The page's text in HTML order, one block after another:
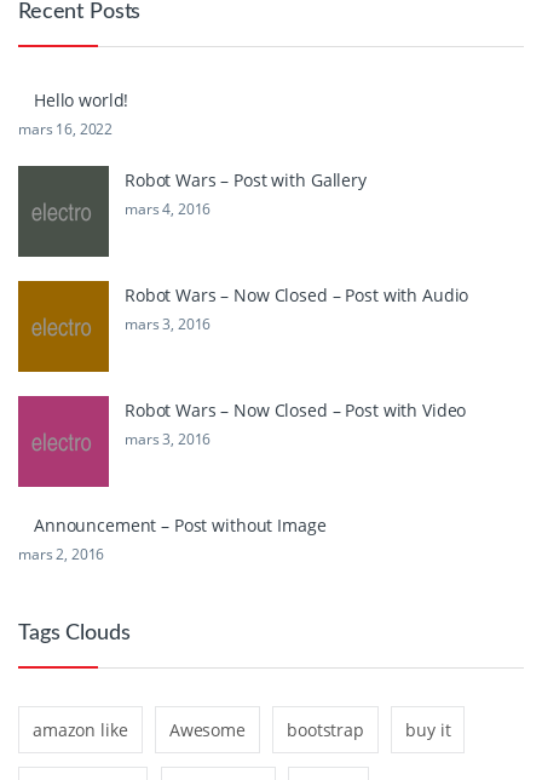
Recent Posts
Hello world!
mars 16, 2022
Robot Wars – Post with Gallery
mars 4, 2016
Robot Wars – Now Closed – Post with Audio
mars 3, 2016
Robot Wars – Now Closed – Post with Video
mars 3, 2016
Announcement – Post without Image
mars 2, 2016
Tags Clouds
amazon like Awesome bootstrap buy it